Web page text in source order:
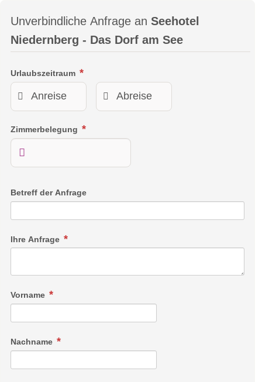
Unverbindliche Anfrage an Seehotel
Niedernberg - Das Dorf am See
Urlaubszeitraum
Zimmerbelegung
Betreff der Anfrage
Ihre Anfrage
Vorname
Nachname